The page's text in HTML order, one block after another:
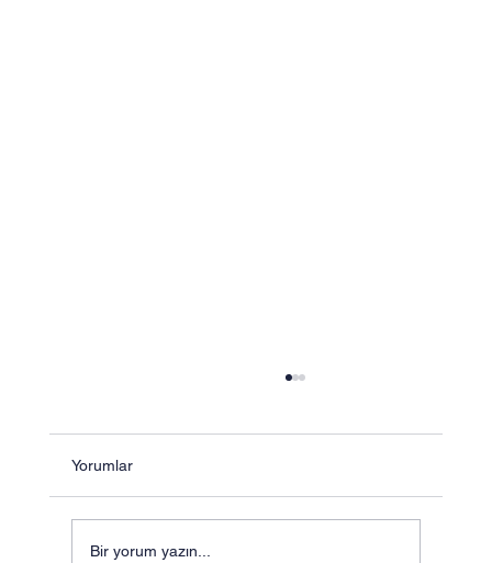
Yorumlar
Bir yorum yazın...